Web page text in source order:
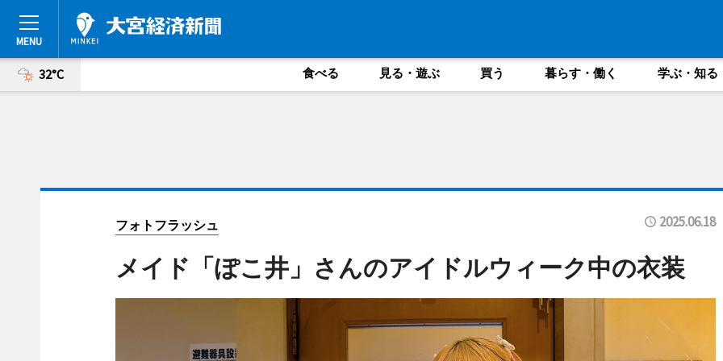
32°C 食べる 見る・遊ぶ 買う 暮らす・働く 学ぶ・知る
フォトフラッシュ 2025.06.18
メイド「ぽこ井」さんのアイドルウィーク中の衣装